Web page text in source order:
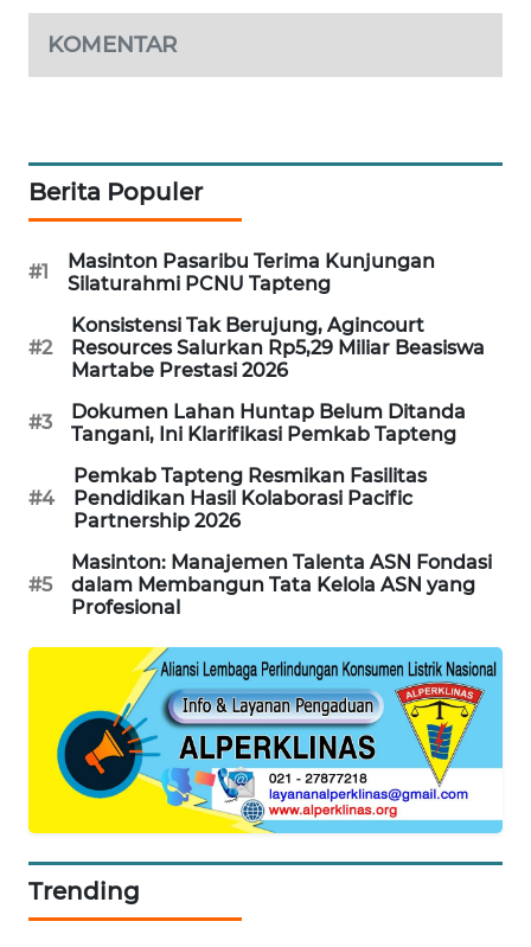
KOMENTAR
Berita Populer
#1
Masinton Pasaribu Terima Kunjungan
Silaturahmi PCNU Tapteng
#2
Konsistensi Tak Berujung, Agincourt
Resources Salurkan Rp5,29 Miliar Beasiswa
Martabe Prestasi 2026
#3
Dokumen Lahan Huntap Belum Ditanda
Tangani, Ini Klarifikasi Pemkab Tapteng
#4
Pemkab Tapteng Resmikan Fasilitas
Pendidikan Hasil Kolaborasi Pacific
Partnership 2026
#5
Masinton: Manajemen Talenta ASN Fondasi
dalam Membangun Tata Kelola ASN yang
Profesional
Trending
MEDAN
NEWS
NEWS
MARITIM
HUMBANG
NEWS
GARONGGANG
NEWS
FISUELRI
ENERGI
NEWS
BERKAT